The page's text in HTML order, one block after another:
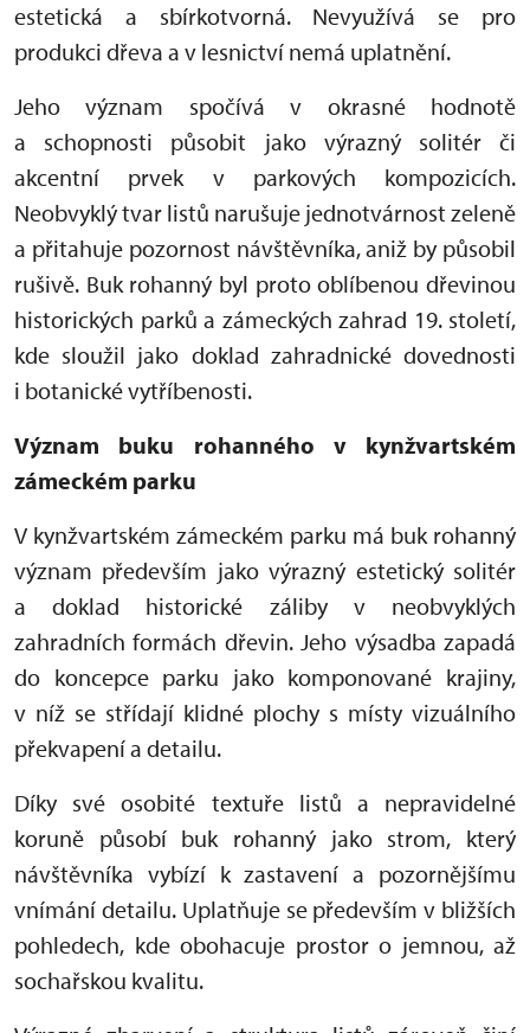
estetická a sbírkotvorná. Nevyužívá se pro
produkci dřeva a v lesnictví nemá uplatnění.
Jeho význam spočívá v okrasné hodnotě
a schopnosti působit jako výrazný solitér či
akcentní prvek v parkových kompozicích.
Neobvyklý tvar listů narušuje jednotvárnost zeleně
a přitahuje pozornost návštěvníka, aniž by působil
rušivě. Buk rohanný byl proto oblíbenou dřevinou
historických parků a zámeckých zahrad 19. století,
kde sloužil jako doklad zahradnické dovednosti
i botanické vytříbenosti.
Význam buku rohanného v kynžvartském
zámeckém parku
V kynžvartském zámeckém parku má buk rohanný
význam především jako výrazný estetický solitér
a doklad historické záliby v neobvyklých
zahradních formách dřevin. Jeho výsadba zapadá
do koncepce parku jako komponované krajiny,
v níž se střídají klidné plochy s místy vizuálního
překvapení a detailu.
Díky své osobité textuře listů a nepravidelné
koruně působí buk rohanný jako strom, který
návštěvníka vybízí k zastavení a pozornějšímu
vnímání detailu. Uplatňuje se především v bližších
pohledech, kde obohacuje prostor o jemnou, až
sochařskou kvalitu.